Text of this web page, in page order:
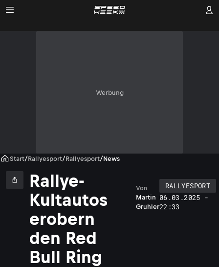
Werbung
Start/Rallyesport/Rallyesport/News
Rallye-
Kultautos
erobern
den Red
Bull Ring
Martin
Gruhler
Von
RALLYESPORT
06.03.2025 -
22:33